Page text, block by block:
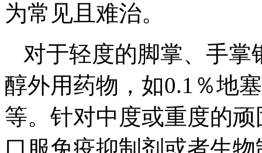
为常见且难治。
对于轻度的脚掌、手
醇外用药物，如0.1％地
等。针对中度或重度的